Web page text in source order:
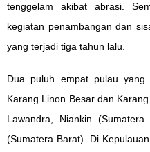
tenggelam akibat abrasi.
kegiatan penambangan dan
yang terjadi tiga tahun lalu.
Dua puluh empat pulau yang
Karang Linon Besar dan
Lawandra, Niankin
(Sumatera Barat). Di